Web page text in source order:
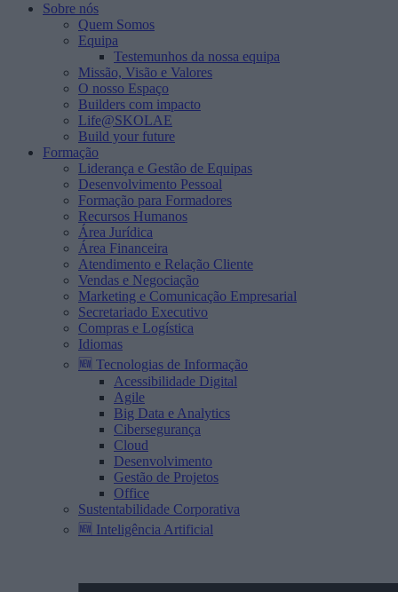
Sobre nós
Quem Somos
Equipa
Testemunhos da nossa equipa
Missão, Visão e Valores
O nosso Espaço
Builders com impacto
Life@SKOLAE
Build your future
Formação
Liderança e Gestão de Equipas
Desenvolvimento Pessoal
Formação para Formadores
Recursos Humanos
Área Jurídica
Área Financeira
Atendimento e Relação Cliente
Vendas e Negociação
Marketing e Comunicação Empresarial
Secretariado Executivo
Compras e Logística
Idiomas
🆕 Tecnologias de Informação
Acessibilidade Digital
Agile
Big Data e Analytics
Cibersegurança
Cloud
Desenvolvimento
Gestão de Projetos
Office
Sustentabilidade Corporativa
🆕 Inteligência Artificial